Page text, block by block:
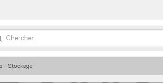
- Stockage